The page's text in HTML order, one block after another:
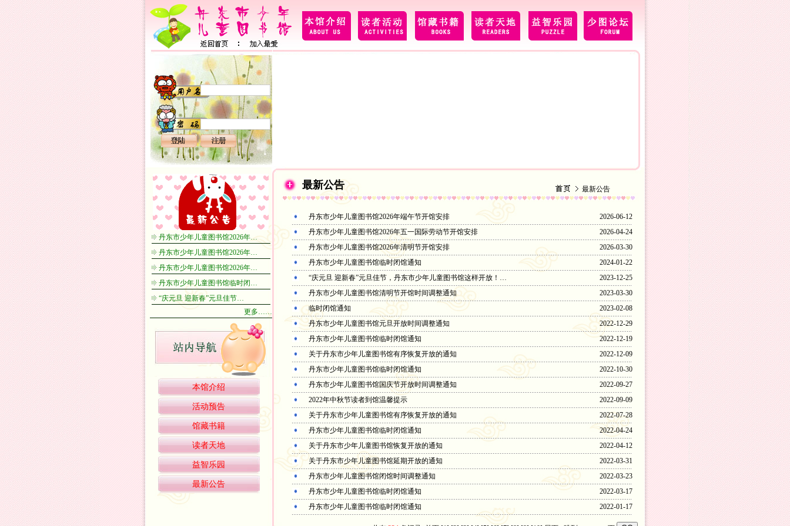
丹东市少年儿童图书馆2026年…
丹东市少年儿童图书馆2026年…
丹东市少年儿童图书馆2026年…
丹东市少年儿童图书馆临时闭…
“庆元旦 迎新春”元旦佳节…
更多……
本馆介绍
活动预告
馆藏书籍
读者天地
益智乐园
最新公告
最新公告 最新公告
丹东市少年儿童图书馆2026年端午节开馆安排
2026-06-12
丹东市少年儿童图书馆2026年五一国际劳动节开馆安排
2026-04-24
丹东市少年儿童图书馆2026年清明节开馆安排
2026-03-30
丹东市少年儿童图书馆临时闭馆通知
2024-01-22
“庆元旦 迎新春”元旦佳节，丹东市少年儿童图书馆这样开放！…
2023-12-25
丹东市少年儿童图书馆清明节开馆时间调整通知
2023-03-30
临时闭馆通知
2023-02-08
丹东市少年儿童图书馆元旦开放时间调整通知
2022-12-29
丹东市少年儿童图书馆临时闭馆通知
2022-12-19
关于丹东市少年儿童图书馆有序恢复开放的通知
2022-12-09
丹东市少年儿童图书馆临时闭馆通知
2022-10-30
丹东市少年儿童图书馆国庆节开放时间调整通知
2022-09-27
2022年中秋节读者到馆温馨提示
2022-09-09
关于丹东市少年儿童图书馆有序恢复开放的通知
2022-07-28
丹东市少年儿童图书馆临时闭馆通知
2022-04-24
关于丹东市少年儿童图书馆恢复开放的通知
2022-04-12
关于丹东市少年儿童图书馆延期开放的通知
2022-03-31
丹东市少年儿童图书馆闭馆时间调整通知
2022-03-23
丹东市少年儿童图书馆临时闭馆通知
2022-03-17
丹东市少年儿童图书馆临时闭馆通知
2022-01-17